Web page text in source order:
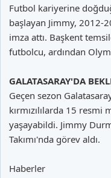
Futbol kariyerine
başlayan Jimmy, 2012-
imza attı. Başkent
futbolcu, ardından
GALATASARAY'DA
Geçen sezon
kırmızılılarda 15 resmi
yaşayabildi. Jimmy
Takımı'nda görev aldı.
Haberler